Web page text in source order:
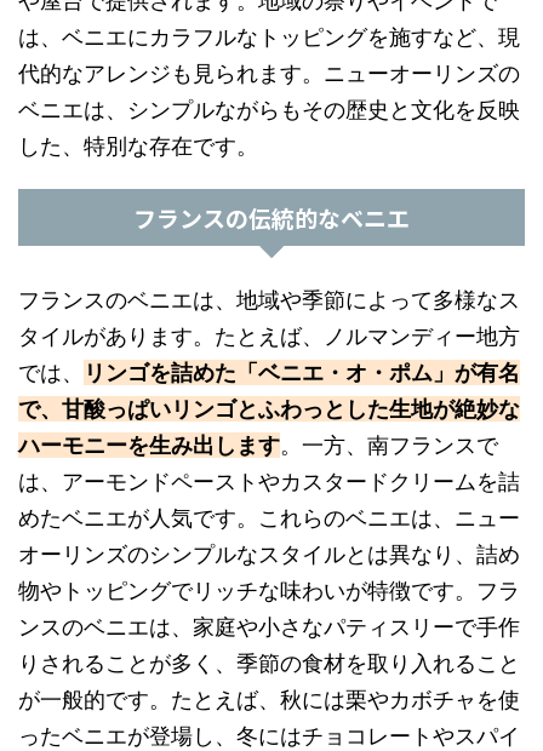
は、ベニエにカラフルなトッピングを施すなど、現
代的なアレンジも見られます。ニューオーリンズの
ベニエは、シンプルながらもその歴史と文化を反映
した、特別な存在です。
フランスの伝統的なベニエ
フランスのベニエは、地域や季節によって多様なス
タイルがあります。たとえば、ノルマンディー地方
では、
リンゴを詰めた「ベニエ・オ・ポム」が有名
で、甘酸っぱいリンゴとふわっとした生地が絶妙な
ハーモニーを生み出します。一方、南フランスで
は、アーモンドペーストやカスタードクリームを詰
めたベニエが人気です。これらのベニエは、ニュー
オーリンズのシンプルなスタイルとは異なり、詰め
物やトッピングでリッチな味わいが特徴です。フラ
ンスのベニエは、家庭や小さなパティスリーで手作
りされることが多く、季節の食材を取り入れること
が一般的です。たとえば、秋には栗やカボチャを使
ったベニエが登場し、冬にはチョコレートやスパイ